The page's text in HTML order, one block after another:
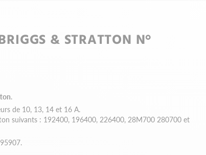
& STRATTON N°
.
de 10, 13, 14 et 16 A.
suivants : 192400, 196400, 226400, 28M700 280700 et